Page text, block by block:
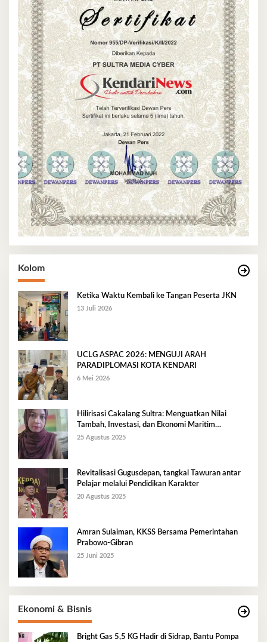
Kolom
Ketika Waktu Kembali ke Tangan Peserta JKN
13 Juli 2026
UCLG ASPAC 2026: MENGUJI ARAH
PARADIPLOMASI KOTA KENDARI
6 Mei 2026
Hilirisasi Cakalang Sultra: Menguatkan Nilai
Tambah, Investasi, dan Ekonomi Maritim
Berkelanjutan
25 Agustus 2025
Revitalisasi Gugusdepan, tangkal Tawuran antar
Pelajar melalui Pendidikan Karakter
20 Agustus 2025
Amran Sulaiman, KKSS Bersama Pemerintahan
Prabowo-Gibran
25 Juni 2025
Ekonomi & Bisnis
Bright Gas 5,5 KG Hadir di Sidrap, Bantu Pompa